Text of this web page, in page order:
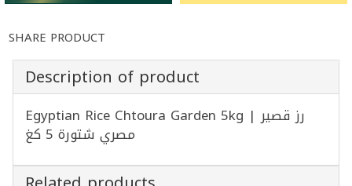
SHARE PRODUCT
Description of product
Egyptian Rice Chtoura Garden 5kg | رز قصير
مصري شتورة 5 كغ